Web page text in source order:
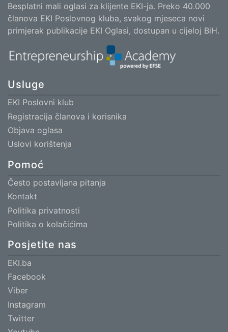
Besplatni mali oglasi za klijente EKI-ja. Preko 40.000
članova EKI Poslovnog kluba, svakog mjeseca novi
primjerak publikacije EKI Oglasi, dostupan u cijeloj BiH.
Usluge
EKI Poslovni klub
Registracija članova i korisnika
Objava oglasa
Uslovi korištenja
Pomoć
Često postavljana pitanja
Kontakt
Politika privatnosti
Politika o kolačićima
Posjetite nas
EKI.ba
Facebook
Viber
Instagram
Twitter